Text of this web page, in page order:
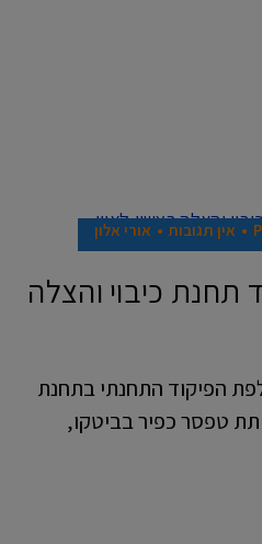
אין תגובות אורי אלון
כיבוי והצלה
הפיקוד התחנתי בתחנת
טפסר כפיר בביטקו,